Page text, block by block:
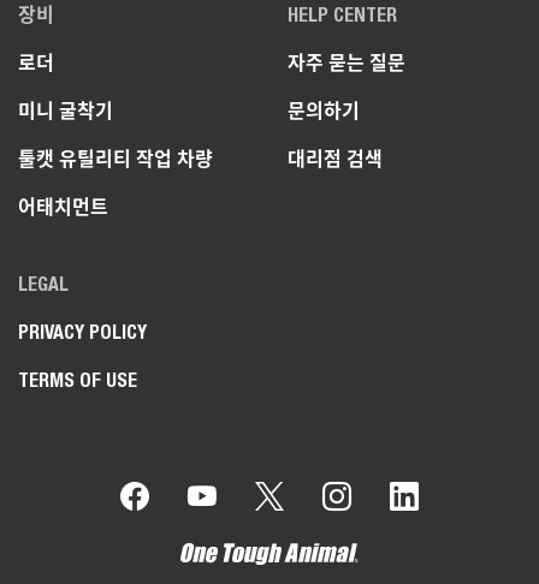
장비
로더
미니 굴착기
툴캣 유틸리티 작업 차량
어태치먼트
HELP CENTER
자주 묻는 질문
문의하기
대리점 검색
LEGAL
PRIVACY POLICY
TERMS OF USE